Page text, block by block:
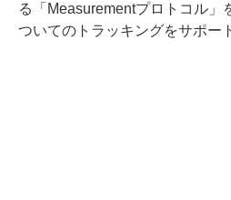
る「Measurementプロトコル」
ついてのトラッキングをサポー